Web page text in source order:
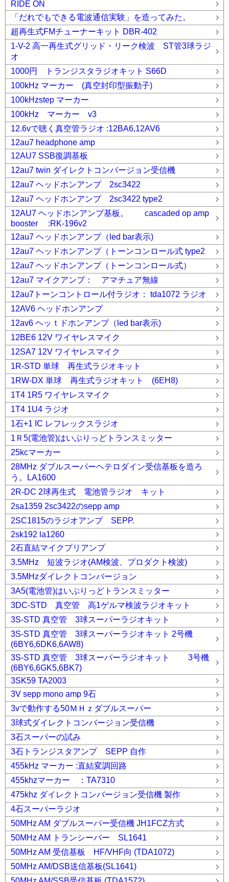
RIDE ON
「だれでもできる電波通信実験」を造ってみた。
超再生式FMチューナーキット DBR-402
1-V-2 高一再生式グリッド・リーク検波 ST管3球ラジ
オ
1000円 トランジスタラジオキット S66D
100kHz マーカー (真空封印型振動子)
100kHzstep マーカー
100kHz マーカー v3
12.6vで聴く真空管ラジオ :12BA6,12AV6
12au7 headphone amp
12AU7 SSB復調基板
12au7 twin ダイレクトコンバージョン受信機
12au7 ヘッドホンアンプ 2sc3422
12au7 ヘッドホンアンプ 2sc3422 type2
12AU7 ヘッドホンアンプ基板。 cascaded op amp
booster :RK-196v2
12au7 ヘッドホンアンプ（led bar表示)
12au7 ヘッドホンアンプ（トーンコンロール式 type2
12au7 ヘッドホンアンプ（トーンコンロール式）
12au7 マイクアンプ： アマチュア無線
12au7トーンコントロール付ラジオ： tda1072 ラジオ
12AV6 ヘッドホンアンプ
12av6 ヘッｔドホンアンプ（led bar表示)
12BE6 12V ワイヤレスマイク
12SA7 12V ワイヤレスマイク
1R-STD 単球 再生式ラジオキット
1RW-DX 単球 再生式ラジオキット (6EH8)
1T4 1R5 ワイヤレスマイク
1T4 1U4 ラジオ
1石+1 IC レフレックスラジオ
1Ｒ5(電池管)はいぶりっどトランスミッター
25kcマーカー
28MHz ダブルスーパーヘテロダイン受信基板を造ろ
う。LA1600
2R-DC 2球再生式 電池管ラジオ キット
2sa1359 2sc3422のsepp amp
2SC1815のラジオアンプ SEPP.
2sk192 la1260
2石直結マイクプリアンプ
3.5MHz 短波ラジオ(AM検波、プロダクト検波)
3.5MHzダイレクトコンバージョン
3A5(電池管)はいぶりっどトランスミッター
3DC-STD 真空管 高1ゲルマ検波ラジオキット
3S-STD 真空管 3球スーパーラジオキット
3S-STD 真空管 3球スーパーラジオキット 2号機
(6BY6,6DK6,6AW8)
3S-STD 真空管 3球スーパーラジオキット 3号機
(6BY6,6GK5,6BK7)
3SK59 TA2003
3V sepp mono amp 9石
3vで動作する50ＭＨｚダブルスーパー
3球式ダイレクトコンバージョン受信機
3石スーパーの試み
3石トランジスタアンプ SEPP 自作
455kHz マーカー :直結変調回路
455khzマーカー ：TA7310
475khz ダイレクトコンバージョン受信機 製作
4石スーパーラジオ
50MHz AM ダブルスーパー受信機 JH1FCZ方式
50MHz AM トランシーバー SL1641
50MHz AM 受信基板 HF/VHF向 (TDA1072)
50MHz AM/DSB送信基板(SL1641)